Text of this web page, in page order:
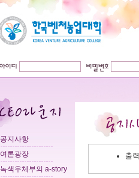
공지사항
여론광장
녹색우체부의 a-story
출